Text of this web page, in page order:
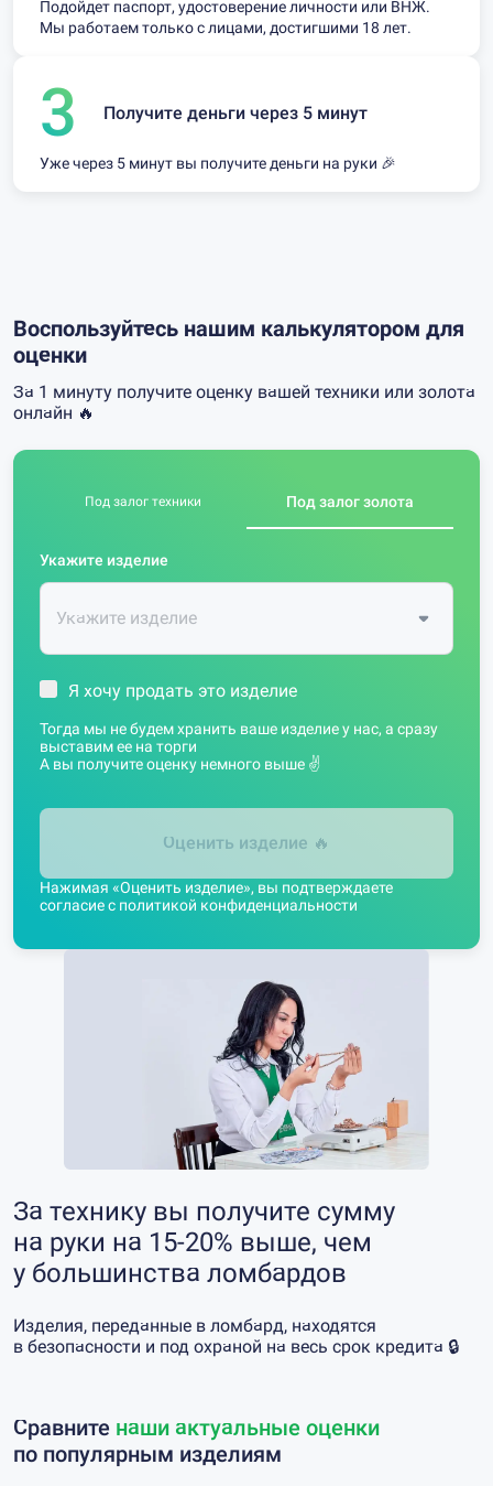
Подойдет паспорт, удостоверение личности или ВНЖ.
Мы работаем только с лицами, достигшими 18 лет.
3 Получите деньги через 5 минут
Уже через 5 минут вы получите деньги на руки 🎉
Воспользуйтесь нашим калькулятором для
оценки
За 1 минуту получите оценку вашей техники или золота
онлайн 🔥
Под залог техники Под залог золота
Укажите изделие
Я хочу продать это изделие
Тогда мы не будем хранить ваше изделие у нас, а сразу
выставим ее на торги
А вы получите оценку немного выше ✌️
Оценить изделие 🔥
Нажимая «Оценить изделие», вы подтверждаете
согласие с политикой конфиденциальности
За технику вы получите сумму
на руки на 15-20% выше, чем
у большинства ломбардов
Изделия, переданные в ломбард, находятся
в безопасности и под охраной на весь срок кредита 🔒
Сравните наши актуальные оценки
по популярным изделиям